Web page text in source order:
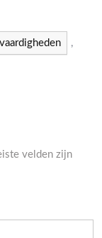
vaardigheden ,
velden zijn